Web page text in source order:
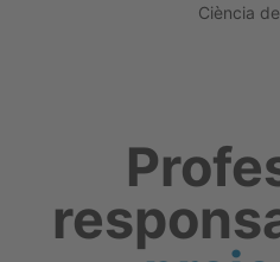
Ciència